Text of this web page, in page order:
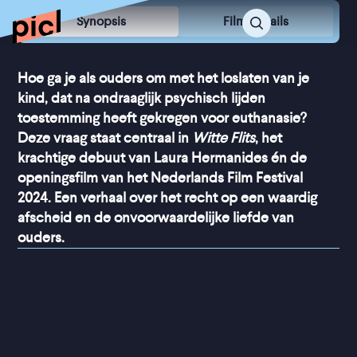
Synopsis Film Details
Hoe ga je als ouders om met het loslaten van je
kind, dat na ondraaglijk psychisch lijden
toestemming heeft gekregen voor euthanasie?
Deze vraag staat centraal in Witte Flits, het
krachtige debuut van Laura Hermanides én de
openingsfilm van het Nederlands Film Festival
2024. Een verhaal over het recht op een waardig
afscheid en de onvoorwaardelijke liefde van
ouders.